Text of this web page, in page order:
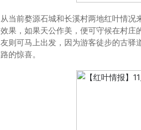
从当前婺源石城和长溪村两地红叶情况
效果，如果天公作美，便可守候在村庄
友则可马上出发，因为游客徒步的古
路的惊喜。